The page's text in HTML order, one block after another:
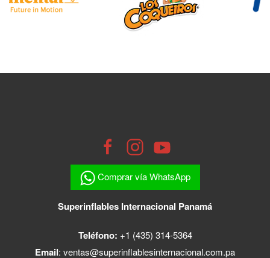
Comprar vía WhatsApp
Superinflables Internacional Panamá
Teléfono: +1 (435) 314-5364
Email: ventas@superinflablesinternacional.com.pa